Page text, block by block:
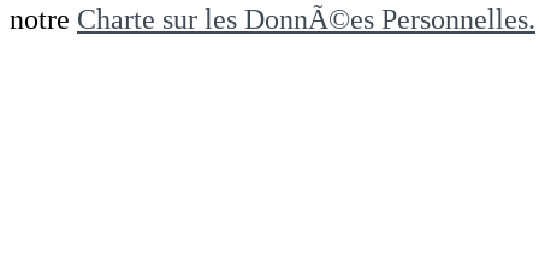
notre Charte sur les DonnÃ©es Personnelles.